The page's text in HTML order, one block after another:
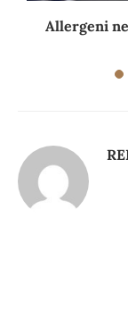
Allergeni